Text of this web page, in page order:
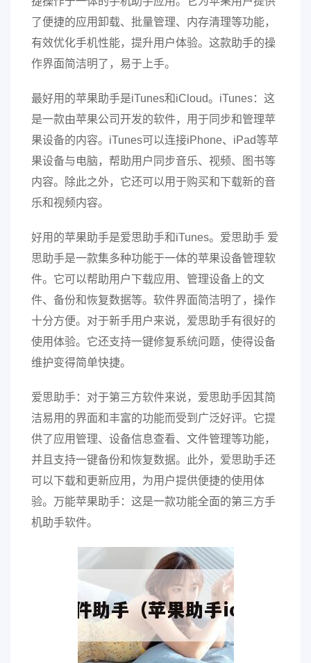
了便捷的应用卸载、批量管理、内存清理等功能，
有效优化手机性能，提升用户体验。这款助手的操
作界面简洁明了，易于上手。
最好用的苹果助手是iTunes和iCloud。iTunes：这
是一款由苹果公司开发的软件，用于同步和管理苹
果设备的内容。iTunes可以连接iPhone、iPad等苹
果设备与电脑，帮助用户同步音乐、视频、图书等
内容。除此之外，它还可以用于购买和下载新的音
乐和视频内容。
好用的苹果助手是爱思助手和iTunes。爱思助手 爱
思助手是一款集多种功能于一体的苹果设备管理软
件。它可以帮助用户下载应用、管理设备上的文
件、备份和恢复数据等。软件界面简洁明了，操作
十分方便。对于新手用户来说，爱思助手有很好的
使用体验。它还支持一键修复系统问题，使得设备
维护变得简单快捷。
爱思助手：对于第三方软件来说，爱思助手因其简
洁易用的界面和丰富的功能而受到广泛好评。它提
供了应用管理、设备信息查看、文件管理等功能，
并且支持一键备份和恢复数据。此外，爱思助手还
可以下载和更新应用，为用户提供便捷的使用体
验。万能苹果助手：这是一款功能全面的第三方手
机助手软件。